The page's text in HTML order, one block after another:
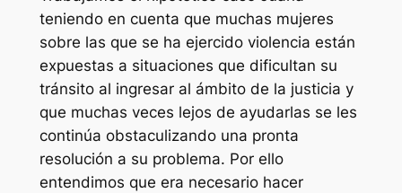
teniendo en cuenta que muchas mujeres
sobre las que se ha ejercido violencia están
expuestas a situaciones que dificultan su
tránsito al ingresar al ámbito de la justicia y
que muchas veces lejos de ayudarlas se les
continúa obstaculizando una pronta
resolución a su problema. Por ello
entendimos que era necesario hacer